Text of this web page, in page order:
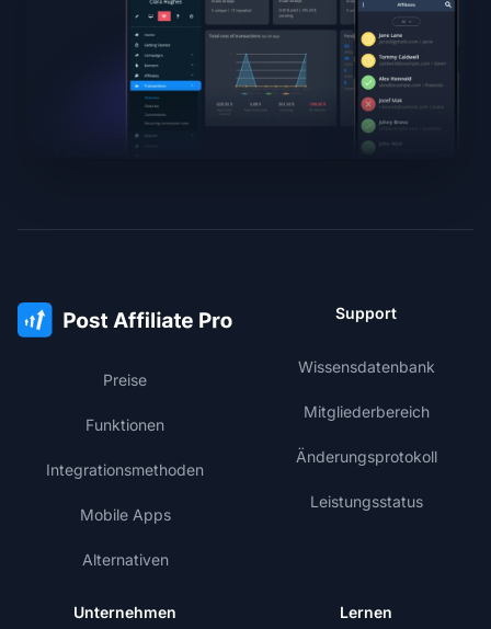
Preise
Funktionen
Integrationsmethoden
Mobile Apps
Alternativen
Support
Wissensdatenbank
Mitgliederbereich
Änderungsprotokoll
Leistungsstatus
Unternehmen Lernen